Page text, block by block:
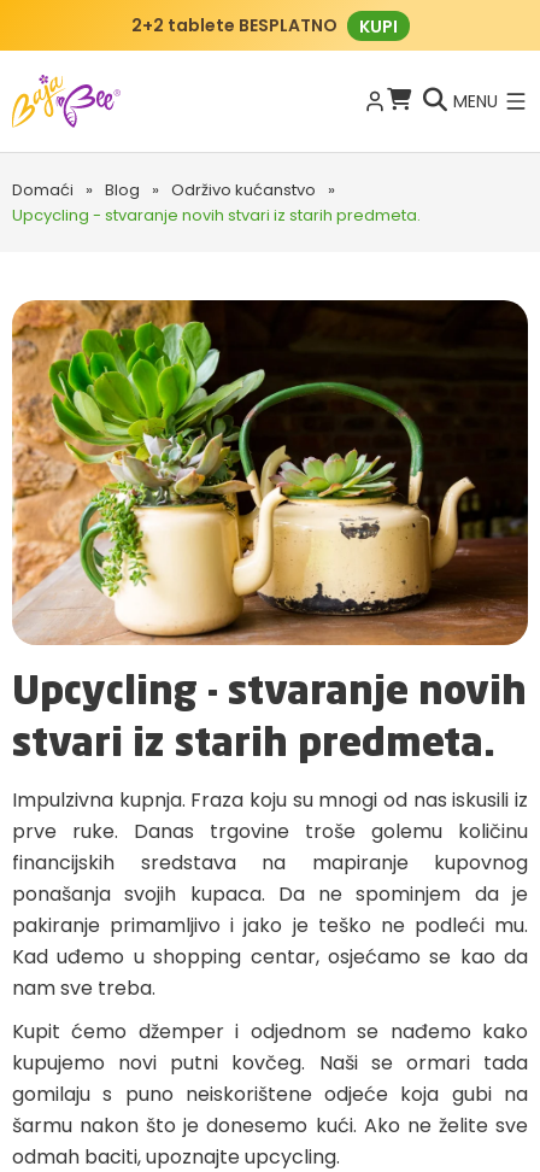
2+2 tablete BESPLATNO KUPI
MENU
Domaći » Blog » Održivo kućanstvo
»
Upcycling - stvaranje novih stvari iz starih predmeta.
Upcycling - stvaranje novih
stvari iz starih predmeta.
Impulzivna kupnja. Fraza koju su mnogi od nas iskusili iz
prve ruke. Danas trgovine troše golemu količinu
financijskih sredstava na mapiranje kupovnog
ponašanja svojih kupaca. Da ne spominjem da je
pakiranje primamljivo i jako je teško ne podleći mu.
Kad uđemo u shopping centar, osjećamo se kao da
nam sve treba.
Kupit ćemo džemper i odjednom se nađemo kako
kupujemo novi putni kovčeg. Naši se ormari tada
gomilaju s puno neiskorištene odjeće koja gubi na
šarmu nakon što je donesemo kući. Ako ne želite sve
odmah baciti, upoznajte upcycling.